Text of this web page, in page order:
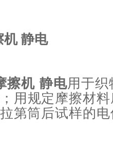
机 静电
擦机 静电用于织
用规定摩擦材
第筒后试样的